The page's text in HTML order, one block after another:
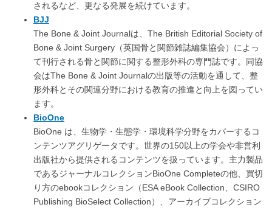
されるなど、更なる発展を続けています。
BJJ
The Bone & Joint Journalは、The British Editorial Society of
Bone & Joint Surgery（英国骨と関節雑誌編集協会）によっ
て刊行される骨と関節に関する整形外科の専門誌です。同協
会はThe Bone & Joint Journalの出版等の活動を通して、整
形外科とその関連分野における教育の推進と向上を図ってい
ます。
BioOne
BioOne は、生物学・生態学・環境科学分野をカバーするコ
ンテンツアグリゲータです。世界の150以上の学会や非営利
出版社から提供されるコンテンツを扱っています。主力製品
であるジャーナルコレクションBioOne Completeの他、買切
り方のebookコレクション（ESA eBook Collection、CSIRO
Publishing BioSelect Collection）、アーカイブコレクション